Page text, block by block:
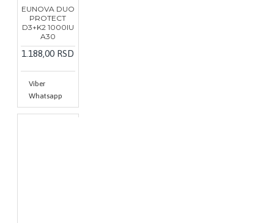
EUNOVA DUO
PROTECT
D3+K2 1000IU
A30
1.188,00 RSD
Viber
Whatsapp